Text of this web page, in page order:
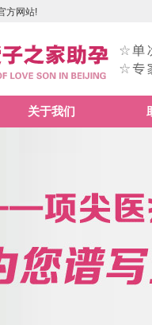
方网站!
关于我们